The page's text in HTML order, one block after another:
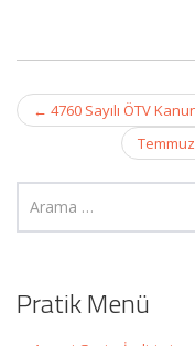
Post
navigation
← 4760 Sayılı ÖTV
Temmuz
Pratik Menü